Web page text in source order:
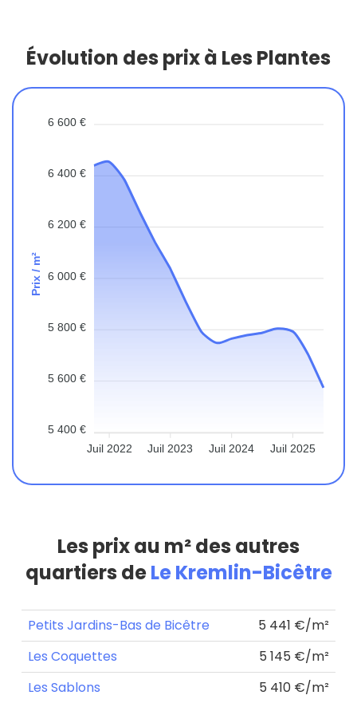
Évolution des prix à Les Plantes
6 600 €
6 400 €
6 200 €
6 000 €
5 800 €
5 600 €
5 400 €
Prix / m²
Juil 2022 Juil 2023 Juil 2024 Juil 2025
Les prix au m² des autres
quartiers deLe Kremlin-Bicêtre
Petits Jardins-Bas de Bicêtre
5 441 €/m²
Les Coquettes
5 145 €/m²
Les Sablons
5 410 €/m²